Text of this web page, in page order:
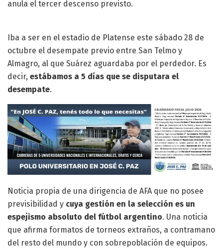
anula el tercer descenso previsto.
Iba a ser en el estadio de Platense este sábado 28 de
octubre el desempate previo entre San Telmo y
Almagro, al que Suárez aguardaba por el perdedor. Es
decir, estábamos a 5 días que se disputara el
desempate.
Noticia propia de una dirigencia de AFA que no posee
previsibilidad y cuya gestión en la selección es un
espejismo absoluto del fútbol argentino. Una noticia
que afirma formatos de torneos extraños, a contramano
del resto del mundo y con sobrepoblación de equipos.